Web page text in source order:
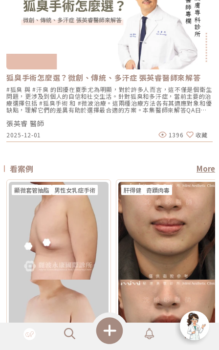
通常會建議進行 3~5 次（每次間隔約 4~6 週）為一個完整療程。不過，多
數人在第 2 次治療後，就會感覺到上妝變得服貼、出油量減少的明顯變化
了。Q4：我是容易泛紅的敏感肌或酒糟肌，也能做醫美縮毛孔嗎？需經醫
師審慎評估。敏感肌或酒糟肌因皮膚屏障較脆弱，若在發炎尚未穩定的情況
下進行高能量雷射，可能增加泛紅加劇或刺激反應的風險。因此治療重點通
常會先放在「穩定膚況與降低發炎反應」，並依個別狀況調整可能的誘發因
素。待肌膚穩定後，再由醫師評估選擇較溫和的療程，例如微針類療程或能
量可精準控制的微針電波，以循序漸進方式改善毛孔粗大與膚質細緻度。
Q5：我平常有在擦酸類或A醇縮毛孔，做醫美前後需要停用嗎？建議暫停使
用，但實際時間需依療程種類與個人膚況調整。酸類（如果酸、水楊酸）與
A醇會促進角質代謝，可能在療程前後增加肌膚敏感度，使刺激反應（如泛
紅、乾燥）加劇，並提高色素沉澱的風險。一般常見建議為：療程前約3–7
天暫停使用，術後約1–2週再視肌膚修復狀況逐步恢復。但實際仍應依醫師
評估為準。在停用期間，建議以溫和清潔、加強保濕與修護（如玻尿酸、神
經醯胺等），並落實防曬措施，協助肌膚穩定修復。擺脫毛孔焦慮，找回平
滑自信肌對抗毛孔粗大是一場長期抗戰，它需要你改變不良的生活習慣、建
立正確的居家保養觀念，並適時借助醫美科技的強大力量來突破瓶頸。現在
的醫美技術已經能為各種膚況提供客製化的解決方案，如果不確定自己到底
是屬於哪一種毛孔類型，或者不知道該從哪一個療程下手，建議直接安排時
間到專業的醫美診所進行諮詢。透過醫師的專業評估，甚至搭配高階的肌膚
檢測儀器，才能為你規劃出最精準、最不走冤枉路的縮毛孔計畫！★溫馨提
片人工皮加強固定。3. 術後兩週內避免三溫暖、蒸氣、劇烈流汗與飲酒。4.
請按時回診由專業人員移除人工皮並檢查膚況。5. 如出現紅腫、刺癢或滲出
應立即聯絡診所處理。6. 色素代謝期間避免使用磨砂、卸妝棉與去角質產
品。7. 修復期需加強保濕並確實做好防曬。Reepot 的優勢到底在哪？與傳
準 舒適度 熱感明顯，需敷麻 即時冷卻系統，可不需敷麻 反黑風險 較高 較
理多種斑點 療程次數 修復期 可能需多次，修復期較長 單次有感改善、修復
期更短 適合性 適合多數色斑但風險略高 適合希望快速、低風險改善的族群
Reepot AI時光雷射禁忌症以下情況在接受 Reepot 治療時需特別注意，需
由醫療人員審慎評估：1. 具有光敏感體質或正在使用感光藥物者若皮膚對光
線反應特別強烈，或正在使用會增加光敏性的藥物，治療後發生刺激或色素
反應的風險較高。2. 三個月內曾使用口服 A 酸A 酸會影響皮膚角質更新與
修復速度，使治療後的反應加劇，因此仿單建議需完全停藥至少三個月。3.
最近三到六個月內接受過填補注射包括玻尿酸、洢蓮絲、舒顏萃等填充劑，
為避免能量影響填充物穩定性，需由醫療人員評估治療時機。4. 三個月內接
受過磨皮或其他侵入性治療若表皮尚未完全恢復，過早進行雷射可能造成過
度刺激或延長恢復期。5. 懷孕與哺乳期間仿單中明確列為需避免的狀況，主
要基於安全性與荷爾蒙變動的不確定性雖然非侵入性，但仍建議暫緩治療。
八歲者不建議未成年人接受此類治療，除非有醫療必要且經監護人與專業醫
雷射有什麼最大差別？Reepot 的能量作用以機械式震動為主，而非傳統以
熱破壞色素為核心的方式，因此對周邊組織較為溫和，修復期相對短。搭配
AI 智慧影像分析與低溫保護，可讓能量更集中在斑點本身，減少熱擴散造成
的紅腫或反黑風險。對於需要更加精準、可控的淺層色素改善者，是較新的
治療選擇。Q2：一次療程能看到效果嗎？需要做幾次比較理想？淺層曬
斑、雀斑在單次治療後多半能看到初步變化；但深層或混合型色素通常需要
多次治療，效果會以「循序淡化」的方式呈現。實際次數與間隔仍須依個人
膚況並由醫師評估調整。Q3：Reepot 是否有反黑風險？術後該注意什麼？
任何除斑型雷射都可能有反黑風險，但 Reepot 因熱傷害較低、加上冷卻系
統保護，發生率較低。術後的關鍵在於防曬和保濕，尤其治療後一週避免曝
曬、蒸氣、刺激性保養品。若依照術後指示照護，能大幅降低色素反應的機
會。Q4：敏感肌或薄皮膚適合做 Reepot 嗎？Reepot 的能量模式相對溫
和，加上冷卻保護，對敏感肌而言較為友善。但敏感肌的特性是屏障本身不
穩定，因此治療前仍需要專業檢視膚況，若正處於發炎、乾裂或紅敏期，建
議先穩定皮膚後再安排療程。Q5：做 Reepot 之後多久可以搭配其他醫美
療程？治療後皮膚需要時間恢復，因此若要搭配保濕導入、水光等溫和療
程，通常約 2～3 週即可視膚況安排；若是皮秒、飛梭、強效換膚或注射等
刺激性較高的項目，建議至少間隔 4 週再評估。適當的間隔能降低反黑與過
度刺激的風險，也讓後續療程效果更穩定。Q6：Reepot 的療程費用大約是
多少？Reepot 的價格會依照治療部位、所需的能量深度、是否搭配其他療
程以及整體規劃次數而有所差異。一般費用多落在一萬至三萬多元之間，但
實際金額仍需依個人斑點狀況與療程組合評估後才能確認。建議先安排諮
詢，由專業醫療人員確認膚況後提供最適合的治療方案與費用。Q7：
Reepot 術後的人工皮需要貼多久？Reepot 治療後會在局部覆蓋人工皮，
通常較明顯 適合對象 皮膚開始鬆、細紋變多、毛孔或膚質變粗、想讓臉看
起來更緊緻的人 輪廓開始下垂、嘴邊肉明顯、下顎線不清楚、下半臉變重
型、能量與個人耐受度，可能不需麻醉或搭配舒緩方式 通常需要局部麻
上，依手術範圍與複雜度不同 修復期 多數人修復期短，可能有暫時泛紅、
長，可能有腫脹、瘀青、傷口照護與拆線需求 效果出現時間 部分人術後先
有緊實感，完整效果通常隨膠原蛋白新生逐漸出現 部分人術後有緊繃感，
拉提效果通常會在數週至數月逐漸明顯 術後消腫後逐漸看出效果，完整自
然度需等待恢復期 維持時間 約1年至1年半以上，依個人體質、老化速度與
保養而定 約1年至1年半以上，依個人體質、發數、能量與保養而定 通常可
維持數年，但仍會隨年齡與老化速度改變 優點 非侵入式、修復期短、膚質
與緊緻感改善自然 非侵入式、修復期短、對輪廓線與深層支撐較有針對性
拉提幅度通常較明顯，適合較嚴重鬆弛者 限制 對非常明顯的下垂或多餘皮
膚，改善幅度有限 對膚質、毛孔、細紋的改善不一定比電波明顯 需開刀、
強，要問哪個適合你很多人會問：「電波跟音波哪個效果比較好？」但這個
問題其實很容易問錯方向。因為電波和音波不是同一種東西，它們就像健身
可以優先評估音波。 如果同時有鬆和垂：可以和醫師討論電音波搭配。這
也是為什麼現在很多醫師會用「複合式療程」來做規劃。不是每個人都只需
要一種療程，而是要看老化主要發生在哪一層，再決定適合電波、音波，還
是兩者搭配。電波音波可以一起打嗎？可以，但不是每個人都一定需要。電
波和音波作用原理不同，所以在醫師評估下，兩者確實可以搭配。常見做法
是用音波處理深層輪廓拉提，再用電波改善皮膚緊緻與膚質鬆弛，讓效果更
全面。不過，電音波不是「全部打越多越好」。發數、能量、施作順序、間
隔時間，都需要依照個人臉部條件設計。如果臉部脂肪偏少、皮膚偏薄、曾
做過其他療程，或是近期剛打過針劑，更要讓醫師完整評估，避免過度治
療。做電波音波前，要注意哪些事？第一，先判斷自己是哪一種老化問題在
選電波或音波前，先不要急著問「哪個比較好」，而是要先看自己的老化問
題屬於哪一種。臉部老化常見可分成四大類：組織鬆弛下垂、結構性凹陷、
皺紋形成、膚質老化。電波和音波主要處理的是「鬆弛與下垂」這一類問
題。電波偏向改善皮膚鬆弛、細紋與緊緻度；音波偏向改善輪廓下垂、嘴邊
肉與下顎線模糊。但如果是太陽穴凹陷、淚溝、臉頰凹陷這類結構性凹陷，
或是斑點、色素沉澱這類膚質問題，單靠電波或音波不一定能解決，需要搭
配其他療程評估。第二，不要只看價格，更要看療程規劃是否合理電波音波
的價格會受到儀器種類、探頭、發數、施作部位、能量設定與診所規劃影
響。價格便宜不一定不好，但如果只用價格做決定，很容易忽略真正重要的
事：這療程到底有沒有符合你的臉部狀況？同樣是音波，有人需要加強下顎
線，有人需要處理嘴邊肉；同樣是電波，有人重點在眼周細紋，有人重點在
臉頰鬆弛。規劃不同，效果自然也會不同。所以選療程時，不只要問「多少
錢」，也要問清楚：使用什麼儀器？施作哪些部位？大約發數或治療範圍怎
麼規劃？為什麼我的狀況適合這個療程？第三，確認儀器來源、探頭耗材與
施作人員電波音波屬於能量型醫美療程，安全性和儀器來源、探頭耗材、操
作經驗都有關。建議選擇前可以確認是否為合法原廠認證儀器、是否使用原
廠探頭或合規耗材，以及是否由合格專業醫療人員評估與操作。另外，醫師
波」。是能將熱能傳遞到較深層的皮膚組織，形成較廣泛的容積式加熱。一
般民眾常聽到的「電波拉提」、「緊緻輪廓」、「改善鬆弛」，多半就是從
這類療程概念延伸而來。由於屬於非侵入式，不需要手術或注射，且通常恢
復期較短；效果可能在療程後逐漸顯現，並隨著時間持續變化。鳳凰電波適
合施打族群鳳凰電波比較常被期待用在以下需求： 臉部鬆弛感 下顎線不清
楚 嘴邊肉或輪廓線變模糊 眼周細紋與鬆弛 身體局部肌膚鬆弛 常被作為年度
型保養選項之一不過要特別注意，任何非侵入式儀器療程都不是拉皮手術，
也不是填充療程。它比較適合用來改善輕度到中度鬆弛，若已經有明顯皮膚
下垂、脂肪位移或組織支撐不足，仍需要由專業醫師評估是否需搭配其他療
程。什麼是DENSITY RF無雙電波 ？無雙電波的英文名稱為 DENSITY，由
Jeisys Medical 推出。根據 DENSITY 官方資料，這套系統使用單極與雙極
高頻能量，可將能量傳遞到淺層與深層皮膚組織。它和傳統單一電波不同的
地方，在於它主打「單極 + 雙極」的複合式能量設計。單極偏向較深層作
用，雙極則偏向較表層、較集中，因此在療程定位上，無雙電波常被形容為
兼顧： 深層緊緻 淺層膚質 細紋改善 毛孔與光澤感 整體肌膚精緻度
DENSITY 採用 sequential monopolar + bipolar RF，也就是序列式單極
與雙極射頻能量，並搭配冷卻與即時阻抗校準等設計。無雙電波適合施打族
群無雙電波常被期待用在以下族群： 臉沒有嚴重鬆弛，但開始覺得輪廓不
夠緊 膚質變粗、毛孔變明顯 乾燥細紋、光澤感下降 想做電波，但怕疼痛感
太強 想要自然型、精緻型保養 希望同時處理緊緻與膚質所以如果說鳳凰電
波比較偏「輪廓拉提主力」，無雙電波就比較像「緊緻 + 膚質管理」的複合
容積式加熱 療程定位 膚質、細緻、緊緻並重 輪廓、拉提、緊實為主 適合族
冷卻技術 五階七段冷卻系統 分段噴灑冷媒 探頭 雅典娜探頭：臉部 宙斯探
頭：身體 愛神探頭：眼周 紫鑽探頭：臉/四肢 碧眼探頭：眼周 藍鑽探頭：
臉/四肢 黃金探頭：身體 疼痛感 多數定位為較舒適型 但仍因人而異 感受通
常較明顯，但依能量、部位與個人耐受度不同 常見效果感受 膚質變細、臉
想加強緊緻、抗老、輪廓型 原理差異：單極、雙極到底是什麼？很多人看
到「單極」、「雙極」會覺得很難懂，其實可以用生活化的方式理解。單極
電波：像是把熱能傳遞到較深、較廣的範圍，主要作用於較深層皮膚組織
（以真皮層為主），常被用於緊緻與支撐感相關需求。鳳凰電波即屬於單極
射頻應用。雙極電波：則是將能量集中在兩個電極之間，作用範圍相對較
淺，較常被用於膚質細緻、表層改善等需求。無雙電波的特色，在於將單極
與雙極兩種模式結合於同一療程設計中。根據官方資料，DENSITY 可透過
不同射頻模式，將能量分別作用於深層與淺層皮膚。因此，兩者並不是「誰
比較高級」，而是設計邏輯不同。若主要需求為輪廓拉提與緊緻，單極射頻
為主的療程通常較符合需求；若希望同時兼顧膚質細緻與輕度緊緻，複合式
電波療程則可能更具彈性。效果差異：拉提感、緊緻感、膚質感不一樣1. 拉
提感如果你的主要困擾是「臉部鬆弛」、「下顎線不清楚」或「嘴邊肉變明
顯」，鳳凰電波通常是較常被討論的選項之一。其應用多與輪廓緊緻與鬆弛
改善相關，常見於臉部、眼周與身體的緊緻與平滑需求。2. 膚質感如果你的
問題不是明顯鬆弛，而是「皮膚看起來粗」、「毛孔明顯」、「妝感不服
貼」或整體氣色較疲累，無雙電波的複合式能量設計相對較符合這類需求。
除了緊緻效果外，也常被用於膚質細緻與整體質感提升，因此常被市場定位
為入門型抗老或精緻型電波療程。3. 自然度兩者都屬於非侵入式療程，因此
通常不會像手術或填充療程一樣產生立即的結構性改變，效果多半呈現為漸
進式、自然型。常見的效果訴求差異在於：鳳凰電波多偏向輪廓線條與緊緻
狐臭手術怎麼選？微創、傳統、多汗症 張英睿醫師來解答
#狐臭 與 #汗臭 的困擾在夏季尤為明顯，對於許多人而言，這不僅是個衛生
問題，更涉及到個人的自信和社交生活。針對狐臭和多汗症，當前主要的治
療選擇包括 #狐臭手術 和 #微波治療。這兩種治療方法各有其適應對象和優
缺點，理解它們的差異有助於選擇最合適的方案。本集醫師來解答QA日常
生活中該如何減少體味產生？重點摘要：00:00 開場00:05 微創旋轉刮刀狐
臭手術與傳統狐臭手術法之比較00:40 狐臭手術治療效果如何？01:55 狐臭
和多汗我都有，但我能使用狐臭手術嗎？02:33 狐臭治療建議幾歲開始做？
03:08 微波治療後汗水會跑到其他部位嗎？04:21 日常生活中該如何減少體
味產生？張英睿皮膚專科診所官網 : http://www.skinbook.com.tw/張英
https://www.instagram.com/drdeungskinclinic/張英睿皮膚專科診所地
址：新北市板橋區文化路一段118號電話：(02)-2250-6065LINE：
@xat.0000195926.1nzhttps://page.line.me/xat.0000195926.1nz?
openQrModal=true
張英睿 醫師
2025-12-01 1396 收藏
看案例 More
顯微套管抽脂 男性女乳症手術 肝得健 奇蹟肉毒